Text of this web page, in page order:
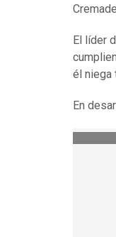
El líder
él niega
En